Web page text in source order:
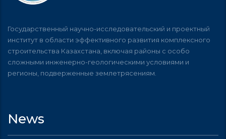
Государственный научно-исследовательский и проектный
институт в области эффективного развития комплексного
строительства Казахстана, включая районы с особо
сложными инженерно-геологическими условиями и
регионы, подверженные землетрясениям.
News